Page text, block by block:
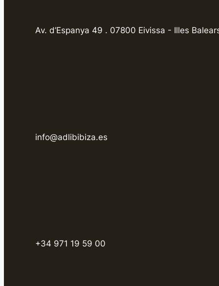
Av. d’Espanya 49 . 07800 Eivissa - Illes
info@adlibibiza.es
+34 971 19 59 00